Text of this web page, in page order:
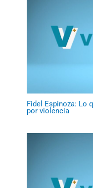
Fidel Espinoza: Lo
por violencia